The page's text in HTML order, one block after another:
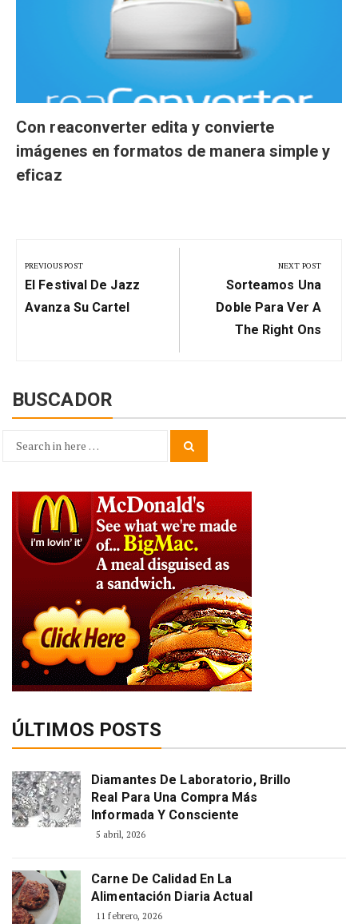
Con reaconverter edita y convierte
imágenes en formatos de manera simple y
eficaz
de
entradas
PREVIOUS POST
Previous
Post:
El Festival De Jazz
Avanza Su Cartel
NEXT POST
Next
Post:
Sorteamos Una
Doble Para Ver A
The Right Ons
BUSCADOR
Search
ÚLTIMOS POSTS
Diamantes De Laboratorio, Brillo
Real Para Una Compra Más
Informada Y Consciente
5 abril, 2026
Carne De Calidad En La
Alimentación Diaria Actual
11 febrero, 2026